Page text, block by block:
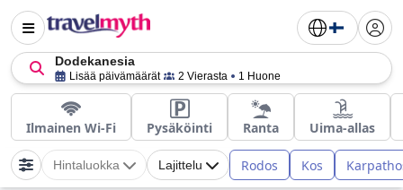
Dodekanesia
Lisää päivämäärät 2 Vierasta 1 Huone
Ilmainen Wi-Fi Pysäköinti Ranta Uima-allas
Hintaluokka Lajittelu Rodos Kos